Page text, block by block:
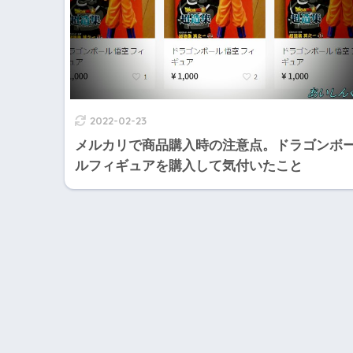
2022-02-23
メルカリで商品購入時の注意点。ドラゴンボ
ルフィギュアを購入して気付いたこと